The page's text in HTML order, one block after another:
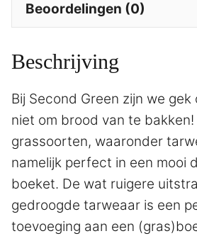
Beoordelingen (0)
Beschrijving
Bij Second Green zijn we
niet om brood van te bakken!
grassoorten, waaronder
namelijk perfect in een mooi
boeket. De wat ruigere
gedroogde tarweaar is een
toevoeging aan een